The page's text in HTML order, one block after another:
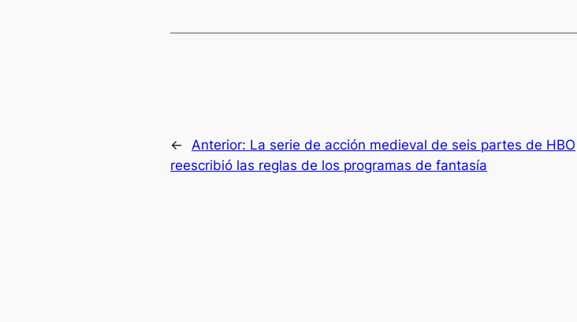
← Anterior: La serie de acción medieval de seis partes de HBO
reescribió las reglas de los programas de fantasía